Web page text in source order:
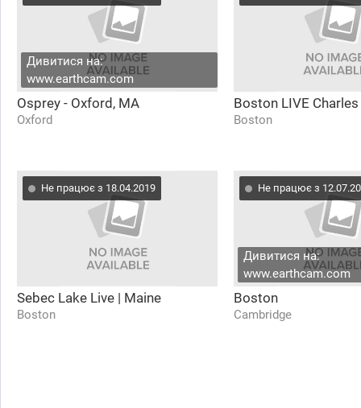
Дивитися на:
www.earthcam.com
Osprey - Oxford, MA
Oxford
Boston LIVE Charles
Boston
Не працює з 18.04.2019
Sebec Lake Live | Maine
Boston
Не працює з
Дивитися на:
www.earthcam.com
Boston
Cambridge